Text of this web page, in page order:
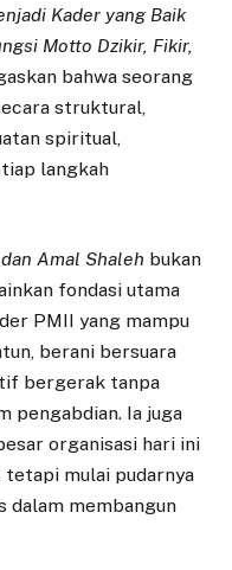
Kader yang Baik
Motto Dzikir, Fikir,
bahwa seorang
struktural,
spiritual,
langkah
Amal Shaleh bukan
fondasi utama
PMII yang mampu
berani bersuara
bergerak tanpa
pengabdian. Ia juga
organisasi hari ini
tetapi mulai pudarnya
dalam membangun